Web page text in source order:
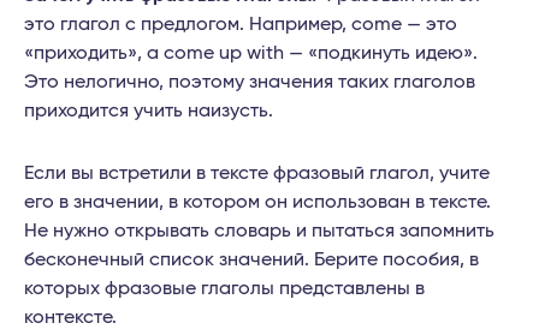
это глагол с предлогом. Например, come — это
«приходить», а come up with — «подкинуть идею».
Это нелогично, поэтому значения таких глаголов
приходится учить наизусть.
Если вы встретили в тексте фразовый глагол, учите
его в значении, в котором он использован в тексте.
Не нужно открывать словарь и пытаться запомнить
бесконечный список значений. Берите пособия, в
которых фразовые глаголы представлены в
контексте.